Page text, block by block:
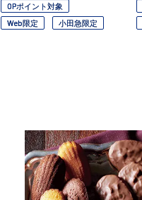
OPポイント対象
Web限定
小田急限定